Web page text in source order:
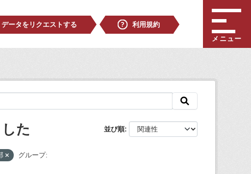
データをリクエストする
利用規約
メニュー
並び順
た
グループ: